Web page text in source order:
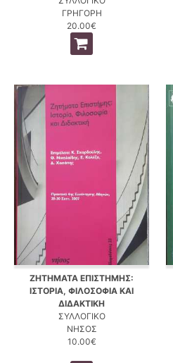
ΓΡΗΓΟΡΗ
20.00€
ΖΗΤΗΜΑΤΑ ΕΠΙΣΤΗΜΗΣ:
ΙΣΤΟΡΙΑ, ΦΙΛΟΣΟΦΙΑ ΚΑΙ
ΔΙΔΑΚΤΙΚΗ
ΣΥΛΛΟΓΙΚΟ
ΝΗΣΟΣ
10.00€